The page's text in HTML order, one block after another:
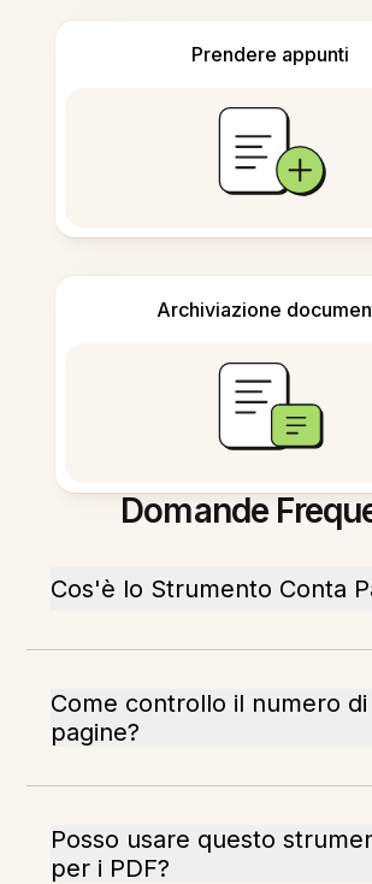
Prendere appunti
Archiviazione
Domande
Cos'è lo Strumento Conta
Come controllo il numero di
pagine?
Posso usare questo
per i PDF?